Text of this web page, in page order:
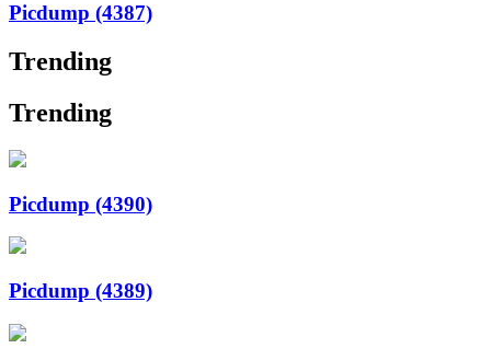
Picdump (4387)
Trending
Trending
Picdump (4390)
Picdump (4389)